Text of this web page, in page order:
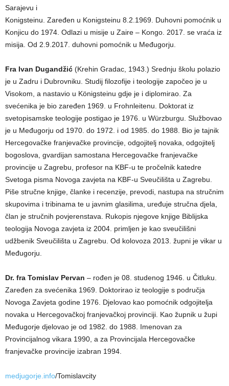
Sarajevu i
Konigsteinu. Zaređen u Konigsteinu 8.2.1969. Duhovni pomoćnik u
Konjicu do 1974. Odlazi u misije u Zaire – Kongo. 2017. se vraća iz
misija. Od 2.9.2017. duhovni pomoćnik u Međugorju.
Fra Ivan Dugandžić (Krehin Gradac, 1943.) Srednju školu polazio
je u Zadru i Dubrovniku. Studij filozofije i teologije započeo je u
Visokom, a nastavio u Königsteinu gdje je i diplomirao. Za
svećenika je bio zaređen 1969. u Frohnleitenu. Doktorat iz
svetopisamske teologije postigao je 1976. u Würzburgu. Službovao
je u Međugorju od 1970. do 1972. i od 1985. do 1988. Bio je tajnik
Hercegovačke franjevačke provincije, odgojitelj novaka, odgojitelj
bogoslova, gvardijan samostana Hercegovačke franjevačke
provincije u Zagrebu, profesor na KBF-u te pročelnik katedre
Svetoga pisma Novoga zavjeta na KBF-u Sveučilišta u Zagrebu.
Piše stručne knjige, članke i recenzije, prevodi, nastupa na stručnim
skupovima i tribinama te u javnim glasilima, uređuje stručna djela,
član je stručnih povjerenstava. Rukopis njegove knjige Biblijska
teologija Novoga zavjeta iz 2004. primljen je kao sveučilišni
udžbenik Sveučilišta u Zagrebu. Od kolovoza 2013. župni je vikar u
Međugorju.
Dr. fra Tomislav Pervan – rođen je 08. studenog 1946. u Čitluku.
Zaređen za svećenika 1969. Doktorirao iz teologije s područja
Novoga Zavjeta godine 1976. Djelovao kao pomoćnik odgojitelja
novaka u Hercegovačkoj franjevačkoj provinciji. Kao župnik u župi
Međugorje djelovao je od 1982. do 1988. Imenovan za
Provincijalnog vikara 1990, a za Provincijala Hercegovačke
franjevačke provincije izabran 1994.
medjugorje.info/Tomislavcity